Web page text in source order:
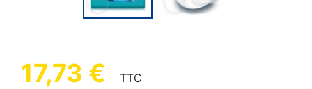
17,73 € TTC